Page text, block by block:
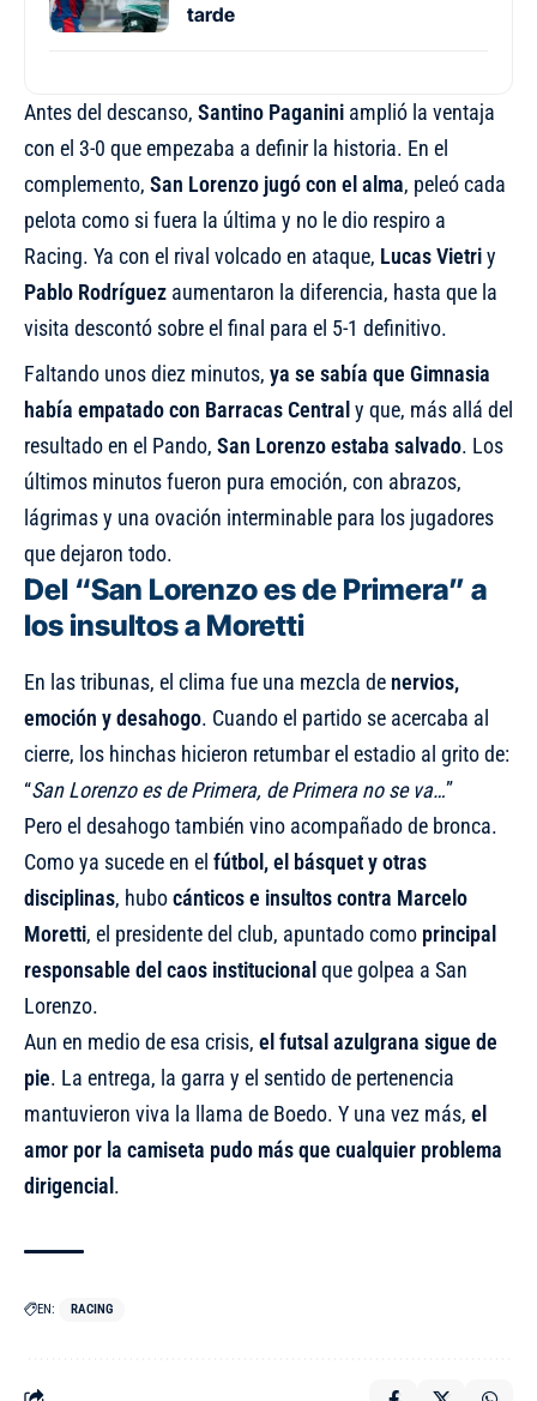
tarde
Antes del descanso, Santino Paganini amplió la ventaja
con el 3-0 que empezaba a definir la historia. En el
complemento, San Lorenzo jugó con el alma, peleó cada
pelota como si fuera la última y no le dio respiro a
Racing. Ya con el rival volcado en ataque, Lucas Vietriy
Pablo Rodríguez aumentaron la diferencia, hasta que la
visita descontó sobre el final para el 5-1 definitivo.
Faltando unos diez minutos, ya se sabía que Gimnasia
había empatado con Barracas Centraly que, más allá del
resultado en el Pando, San Lorenzo estaba salvado. Los
últimos minutos fueron pura emoción, con abrazos,
lágrimas y una ovación interminable para los jugadores
que dejaron todo.
Del “San Lorenzo es de Primera” a
los insultos a Moretti
En las tribunas, el clima fue una mezcla de nervios,
emoción y desahogo. Cuando el partido se acercaba al
cierre, los hinchas hicieron retumbar el estadio al grito de:
“San Lorenzo es de Primera, de Primera no se va…”
Pero el desahogo también vino acompañado de bronca.
Como ya sucede en el fútbol, el básquet y otras
disciplinas, hubocánticos e insultos contra Marcelo
Moretti, el presidente del club, apuntado como principal
responsable del caos institucionalque golpea a San
Lorenzo.
Aun en medio de esa crisis, el futsal azulgrana sigue de
pie. La entrega, la garra y el sentido de pertenencia
mantuvieron viva la llama de Boedo. Y una vez más, el
amor por la camiseta pudo más que cualquier problema
dirigencial.
EN: RACING